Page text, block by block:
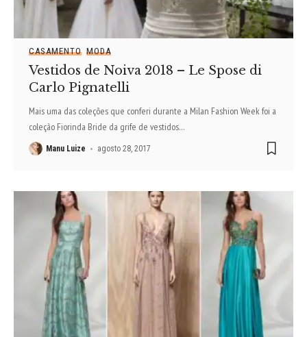
CASAMENTO MODA
Vestidos de Noiva 2018 – Le Spose di
Carlo Pignatelli
Mais uma das coleções que conferi durante a Milan Fashion Week foi a
coleção Fiorinda Bride da grife de vestidos…
Manu Luize agosto 28, 2017